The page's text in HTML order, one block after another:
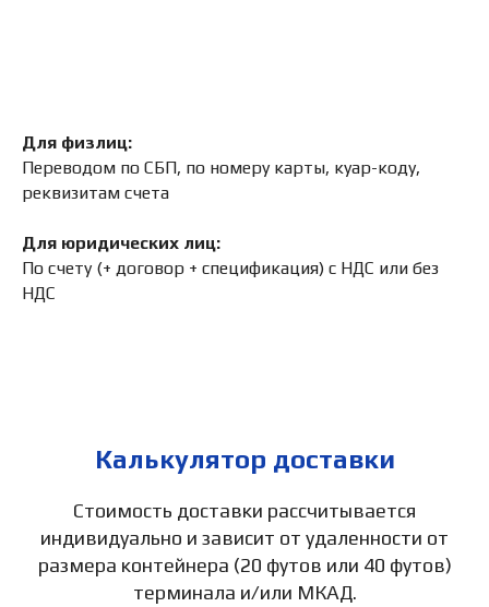
Для физлиц:
Переводом по СБП, по номеру карты, куар-коду,
реквизитам счета
Для юридических лиц:
По счету (+ договор + спецификация) с НДС или без
НДС
Калькулятор доставки
Стоимость доставки рассчитывается
индивидуально и зависит от удаленности от
размера контейнера (20 футов или 40 футов)
терминала и/или МКАД.